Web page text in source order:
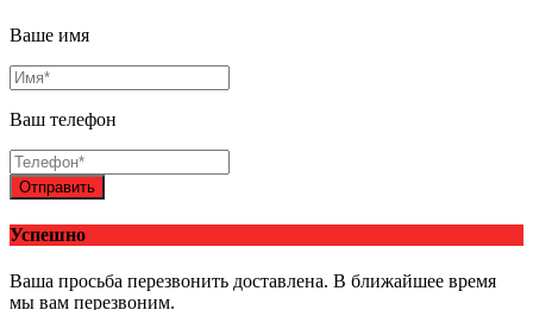
Ваше имя
Ваш телефон
Отправить
Успешно
Ваша просьба перезвонить доставлена. В ближайшее время
мы вам перезвоним.